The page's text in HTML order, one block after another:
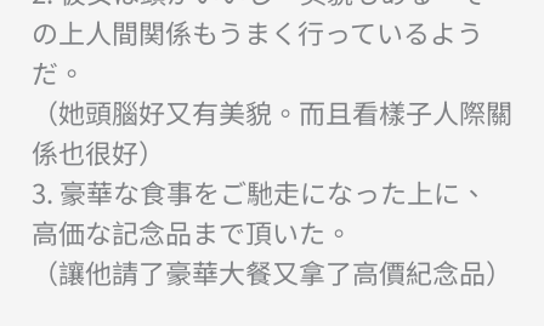
の上人間関係もうまく行っているよう
だ。
（她頭腦好又有美貌。而且看樣子人際關
係也很好）
3. 豪華な食事をご馳走になった上に、
高価な記念品まで頂いた。
（讓他請了豪華大餐又拿了高價紀念品）